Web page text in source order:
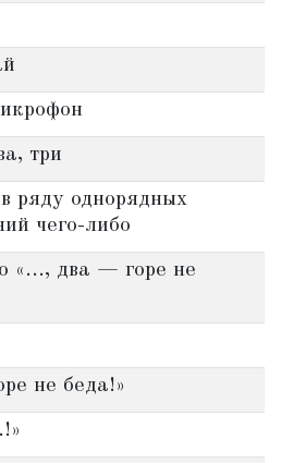
три
ряду однорядных
чего-либо
«..., два — горе не
не беда!»